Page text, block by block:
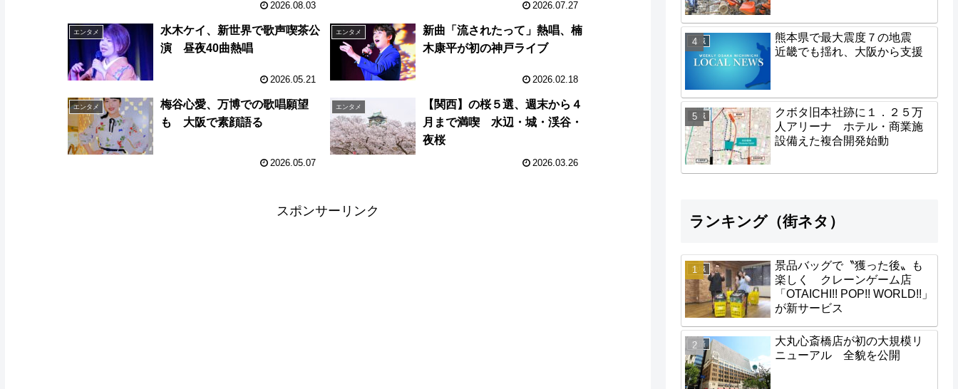
2026.08.03 2026.07.27
エンタメ
水木ケイ、新世界で歌声喫茶公
演 昼夜40曲熱唱
2026.05.21
エンタメ
新曲「流されたって」熱唱、楠
木康平が初の神戸ライブ
2026.02.18
エンタメ
梅谷心愛、万博での歌唱願望
も 大阪で素顔語る
2026.05.07
エンタメ
【関西】の桜５選、週末から４
月まで満喫 水辺・城・渓谷・
夜桜
2026.03.26
スポンサーリンク
地域
熊本県で最大震度７の地震
近畿でも揺れ、大阪から支援
地域
クボタ旧本社跡に１．２５万
人アリーナ ホテル・商業施
設備えた複合開発始動
ランキング（街ネタ）
地域
景品バッグで〝獲った後〟も
楽しく クレーンゲーム店
「OTAICHI!! POP!! WORLD!!」
が新サービス
経済
大丸心斎橋店が初の大規模リ
ニューアル 全貌を公開